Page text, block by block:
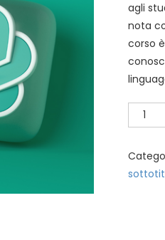
agli
nota
corso
Corso
Chat
dell'AI